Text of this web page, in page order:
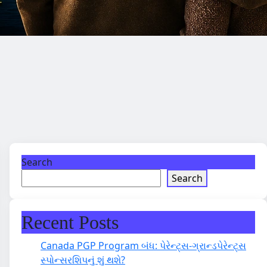
Search
Search
Recent Posts
Canada PGP Program બંધ: પેરેન્ટ્સ-ગ્રાન્ડપેરેન્ટ્સ
સ્પોન્સરશિપનું શું થશે?